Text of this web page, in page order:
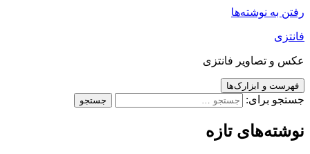
رفتن به نوشته‌ها
فانتزی
عکس و تصاویر فانتزی
فهرست و ابزارک‌ها
جستجو برای:
نوشته‌های تازه